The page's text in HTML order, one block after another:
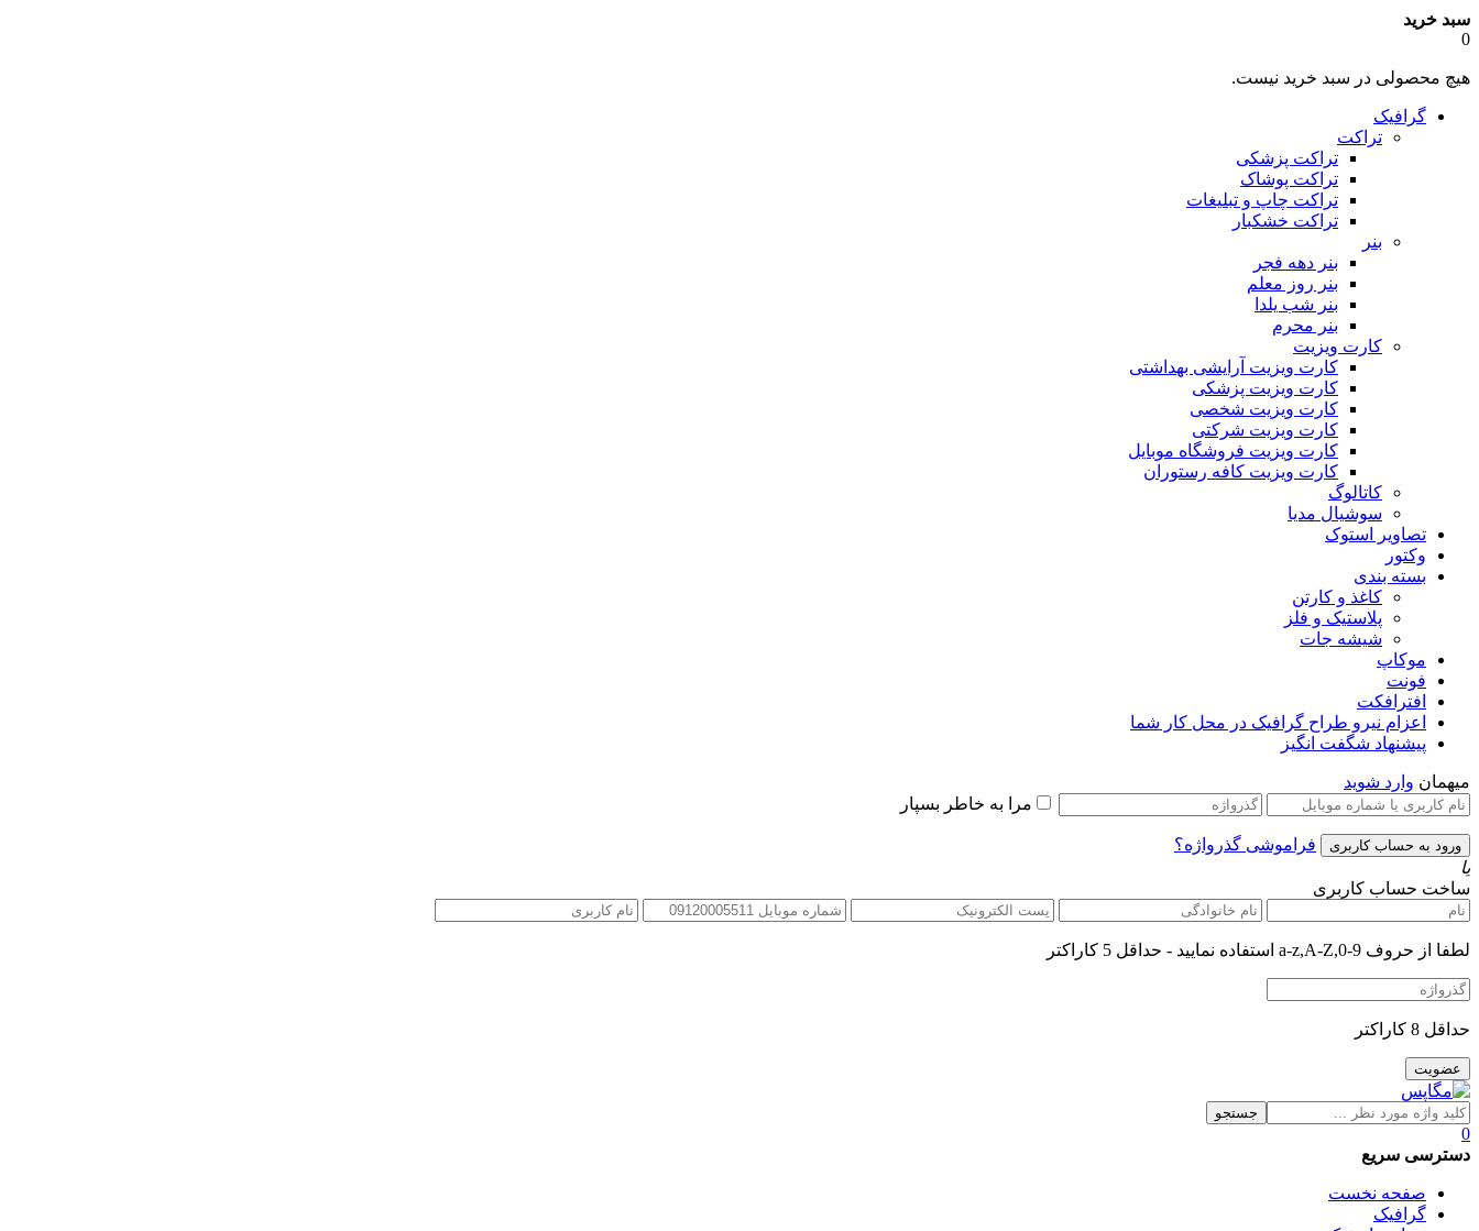
سبد خرید
0
هیچ محصولی در سبد خرید نیست.
گرافیک
تراکت
تراکت پزشکی
تراکت پوشاک
تراکت چاپ و تبلیغات
تراکت خشکبار
بنر
بنر دهه فجر
بنر روز معلم
بنر شب یلدا
بنر محرم
کارت ویزیت
کارت ویزیت آرایشی بهداشتی
کارت ویزیت پزشکی
کارت ویزیت شخصی
کارت ویزیت شرکتی
کارت ویزیت فروشگاه موبایل
کارت ویزیت کافه رستوران
کاتالوگ
سوشیال مدیا
تصاویر استوک
وکتور
بسته بندی
کاغذ و کارتن
پلاستیک و فلز
شیشه جات
موکاپ
فونت
افترافکت
اعزام نیرو طراح گرافیک در محل کار شما
پیشنهاد شگفت انگیز
میهمان وارد شوید
مرا به خاطر بسپار
فراموشی گذرواژه؟
یا
ساخت حساب کاربری
لطفا از حروف a-z,A-Z,0-9 استفاده نمایید - حداقل 5 کاراکتر
حداقل 8 کاراکتر
جستجو
0
دسترسی سریع
صفحه نخست
گرافیک